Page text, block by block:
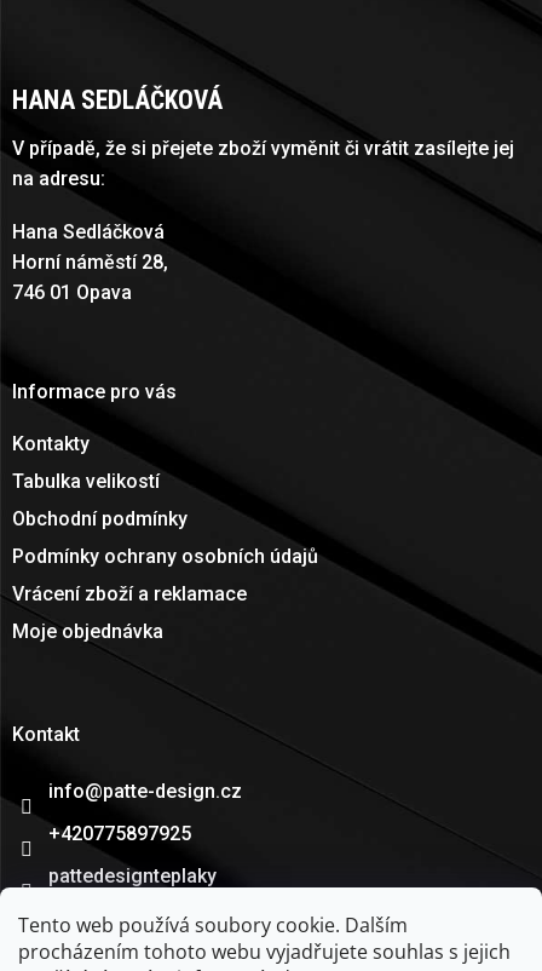
Tento web používá soubory cookie. Dalším
procházením tohoto webu vyjadřujete souhlas s jejich
HANA SEDLÁČKOVÁ
V případě, že si přejete zboží vyměnit či vrátit zasílejte jej
na adresu:
Hana Sedláčková
Horní náměstí 28,
746 01 Opava
Informace pro vás
Kontakty
Tabulka velikostí
Obchodní podmínky
Podmínky ochrany osobních údajů
Vrácení zboží a reklamace
Moje objednávka
Kontakt
info@patte-design.cz
+420775897925
pattedesignteplaky
patte_design